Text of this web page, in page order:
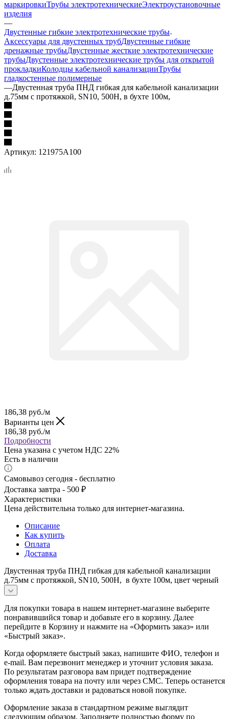
маркировкиТрубы электротехническиеЭлектроустановочные
изделия
—
Двустенные гибкие электротехнические трубы
Аксессуары для двустенных трубДвустенные гибкие
дренажные трубыДвустенные жесткие электротехнические
трубыДвустенные электротехнические трубы для открытой
прокладкиКолодцы кабельной канализацииТрубы
гладкостенные полимерные
—Двустенная труба ПНД гибкая для кабельной канализации
д.75мм с протяжкой, SN10, 500Н, в бухте 100м,
Артикул: 121975A100
186,38 руб./м
Варианты цен
186,38 руб./м
Подробности
Цена указана с учетом НДС 22%
Есть в наличии
Самовывоз сегодня - бесплатно
Доставка завтра - 500 ₽
Характеристики
Цена действительна только для интернет-магазина.
Описание
Как купить
Оплата
Доставка
Двустенная труба ПНД гибкая для кабельной канализации
д.75мм с протяжкой, SN10, 500Н, в бухте 100м, цвет черный
Для покупки товара в нашем интернет-магазине выберите
понравившийся товар и добавьте его в корзину. Далее
перейдите в Корзину и нажмите на «Оформить заказ» или
«Быстрый заказ».
Когда оформляете быстрый заказ, напишите ФИО, телефон и
e-mail. Вам перезвонит менеджер и уточнит условия заказа.
По результатам разговора вам придет подтверждение
оформления товара на почту или через СМС. Теперь останется
только ждать доставки и радоваться новой покупке.
Оформление заказа в стандартном режиме выглядит
следующим образом. Заполняете полностью форму по